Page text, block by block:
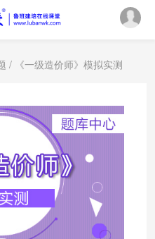
/ 《一级造价师》模拟实测